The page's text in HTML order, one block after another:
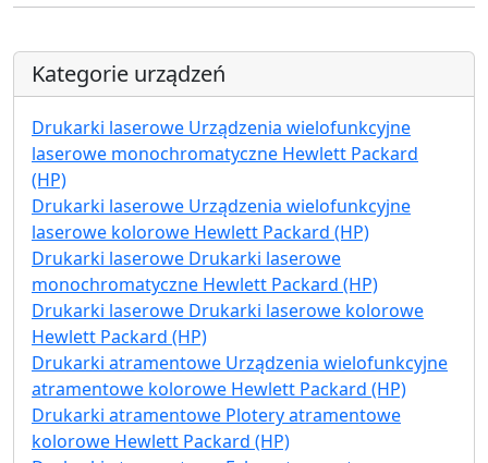
Kategorie urządzeń
Drukarki laserowe Urządzenia wielofunkcyjne
laserowe monochromatyczne Hewlett Packard
(HP)
Drukarki laserowe Urządzenia wielofunkcyjne
laserowe kolorowe Hewlett Packard (HP)
Drukarki laserowe Drukarki laserowe
monochromatyczne Hewlett Packard (HP)
Drukarki laserowe Drukarki laserowe kolorowe
Hewlett Packard (HP)
Drukarki atramentowe Urządzenia wielofunkcyjne
atramentowe kolorowe Hewlett Packard (HP)
Drukarki atramentowe Plotery atramentowe
kolorowe Hewlett Packard (HP)